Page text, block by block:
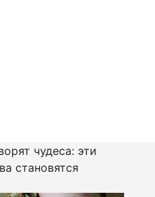
чудеса: эти
становятся